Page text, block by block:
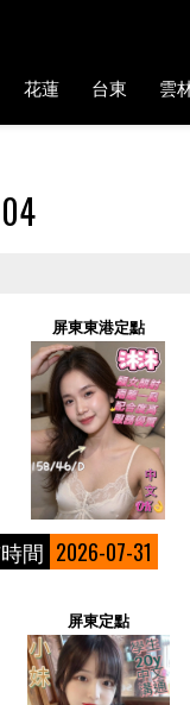
花蓮 台東 雲
屏東東港定點
間 2026-07-31
屏東定點